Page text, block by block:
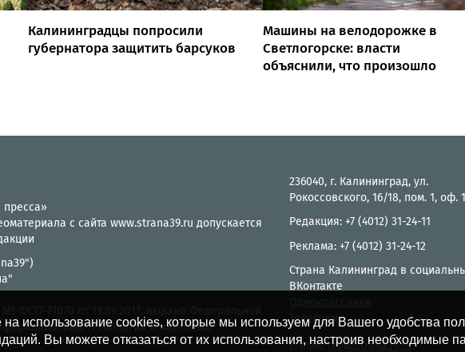
Калининградцы попросили
губернатора защитить барсуков
Машины на велодорожке в
Светлогорске: власти
объяснили, что произошло
пресса»
с сайта www.strana39.ru допускается
технологий и массовых
236040, г. Калининград, ул.
Рокоссовского, 16/18, пом. 1, оф.
Редакция: +7 (4012) 31-24-11
Реклама: +7 (4012) 31-24-12
Страна Калининград в
ВКонтакте
Телеграм
E-mail:rec@strana39.ru
использование cookies, которые мы используем для Вашего удобства
Вы можете отказаться от их использования, настроив необходимые